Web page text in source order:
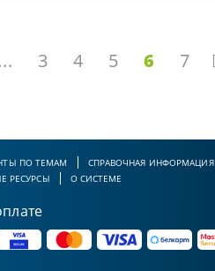
3 4 5 6 7
ПО ТЕМАМ
СПРАВОЧНАЯ ИНФОРМАЦИЯ
РЕСУРСЫ
О СИСТЕМЕ